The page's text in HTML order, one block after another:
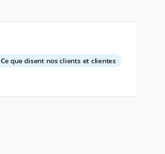
Ce que disent nos clients et clientes